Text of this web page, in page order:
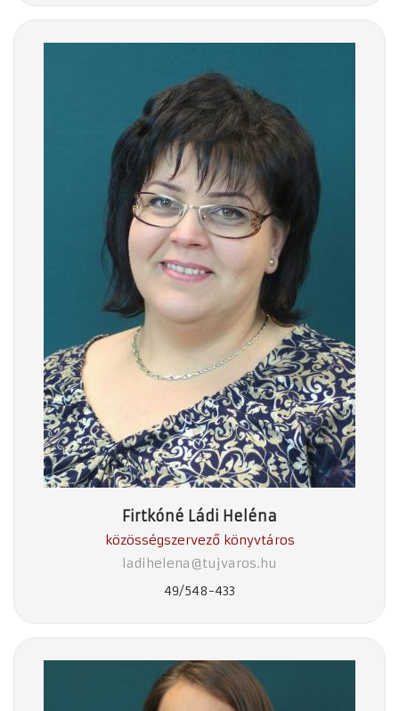
Firtkóné Ládi Heléna
közösségszervező könyvtáros
ladihelena@tujvaros.hu
49/548-433